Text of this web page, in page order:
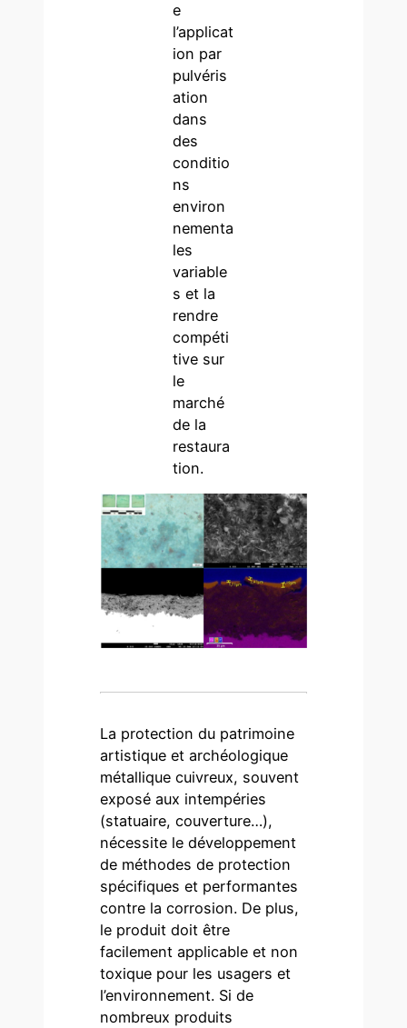
e
l’applicat
ion par
pulvéris
ation
dans
des
conditio
ns
environ
nementa
les
variable
s et la
rendre
compéti
tive sur
le
marché
de la
restaura
tion.
La protection du patrimoine
artistique et archéologique
métallique cuivreux, souvent
exposé aux intempéries
(statuaire, couverture…),
nécessite le développement
de méthodes de protection
spécifiques et performantes
contre la corrosion. De plus,
le produit doit être
facilement applicable et non
toxique pour les usagers et
l’environnement. Si de
nombreux produits